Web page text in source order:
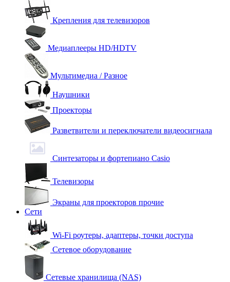
Крепления для телевизоров
Медиаплееры HD/HDTV
Мультимедиа / Разное
Наушники
Проекторы
Разветвители и переключатели видеосигнала
Синтезаторы и фортепиано Casio
Телевизоры
Экраны для проекторов прочие
Сети
Wi-Fi роутеры, адаптеры, точки доступа
Сетевое оборудование
Сетевые хранилища (NAS)